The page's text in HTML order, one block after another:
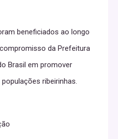
beneficiados ao longo
da Prefeitura
Brasil em promover
ribeirinhas.